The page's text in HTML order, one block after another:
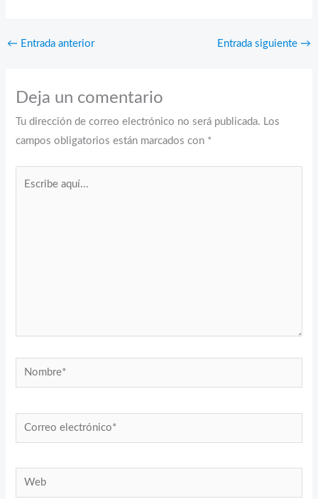
← Entrada anterior Entrada siguiente →
Deja un comentario
Tu dirección de correo electrónico no será publicada. Los
campos obligatorios están marcados con *
Nombre*
Correo
electrónico*
Web